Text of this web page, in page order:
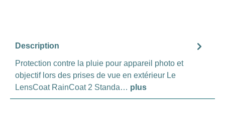
Description
Protection contre la pluie pour appareil photo et
objectif lors des prises de vue en extérieur Le
LensCoat RainCoat 2 Standa… plus